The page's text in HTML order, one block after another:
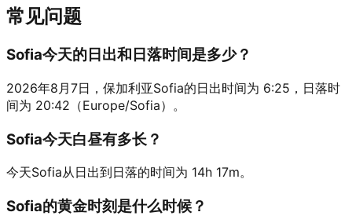
常见问题
Sofia今天的日出和日落时间是多少？
2026年8月7日，保加利亚Sofia的日出时间为 6:25，日落时
间为 20:42（Europe/Sofia）。
Sofia今天白昼有多长？
今天Sofia从日出到日落的时间为 14h 17m。
Sofia的黄金时刻是什么时候？